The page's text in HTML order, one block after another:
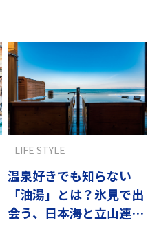
温泉好きでも知らない
「油湯」とは？氷見で出
会う、日本海と立山連峰
LIFE STYLE